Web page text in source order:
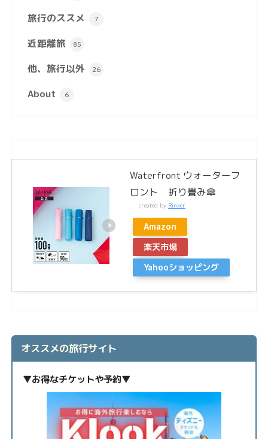
旅行のススメ 7
近距離旅 85
他、旅行以外 26
About 6
Waterfront ウォーターフ
ロント 折り畳み傘
created by Rinker
Amazon
楽天市場
Yahooショッピング
オススメの旅行サイト
▼お得なチケットや予約▼